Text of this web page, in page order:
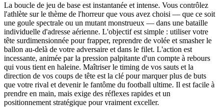
La boucle de jeu de base est instantanée et intense. Vous contrôlez
l'athlète sur le thème de l'horreur que vous avez choisi — que ce soit
une goule spectrale ou un mutant monstrueux — dans une bataille
individuelle d'adresse aérienne. L'objectif est simple : utiliser votre
tête surdimensionnée pour frapper, reprendre de volée et smasher le
ballon au-delà de votre adversaire et dans le filet. L'action est
incessante, animée par la pression palpitante d'un compte à rebours
qui vous tient en haleine. Maîtriser le timing de vos sauts et la
direction de vos coups de tête est la clé pour marquer plus de buts
que votre rival et devenir le fantôme du football ultime. Il est facile à
prendre en main, mais exige des réflexes rapides et un
positionnement stratégique pour vraiment exceller.